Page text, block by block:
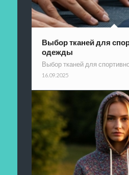
Выбор тканей для
одежды
Выбор тканей для
16.09.2025